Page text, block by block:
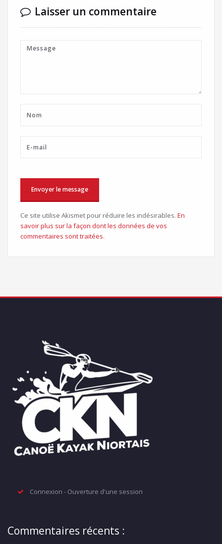
Laisser un commentaire
Ce site utilise Akismet pour réduire les indésirables. En
savoir plus sur la façon dont les données de vos
commentaires sont traitées.
Connexion - Ouverture d'une session
Commentaires récents :